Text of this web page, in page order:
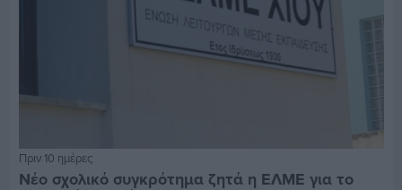
Πριν 10 ημέρες
Νέο σχολικό συγκρότημα ζητά η ΕΛΜΕ για το